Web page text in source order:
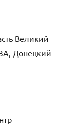
Великий
Донецкий